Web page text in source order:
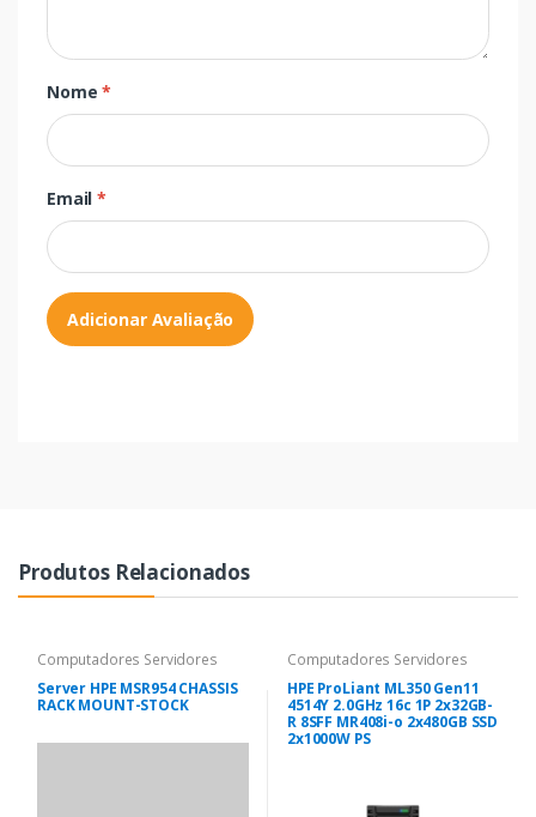
Nome*
Email*
Adicionar Avaliação
Produtos Relacionados
Computadores Servidores
Server HPE MSR954 CHASSIS
RACK MOUNT-STOCK
Computadores Servidores
HPE ProLiant ML350 Gen11
4514Y 2.0GHz 16c 1P 2x32GB-
R 8SFF MR408i-o 2x480GB SSD
2x1000W PS